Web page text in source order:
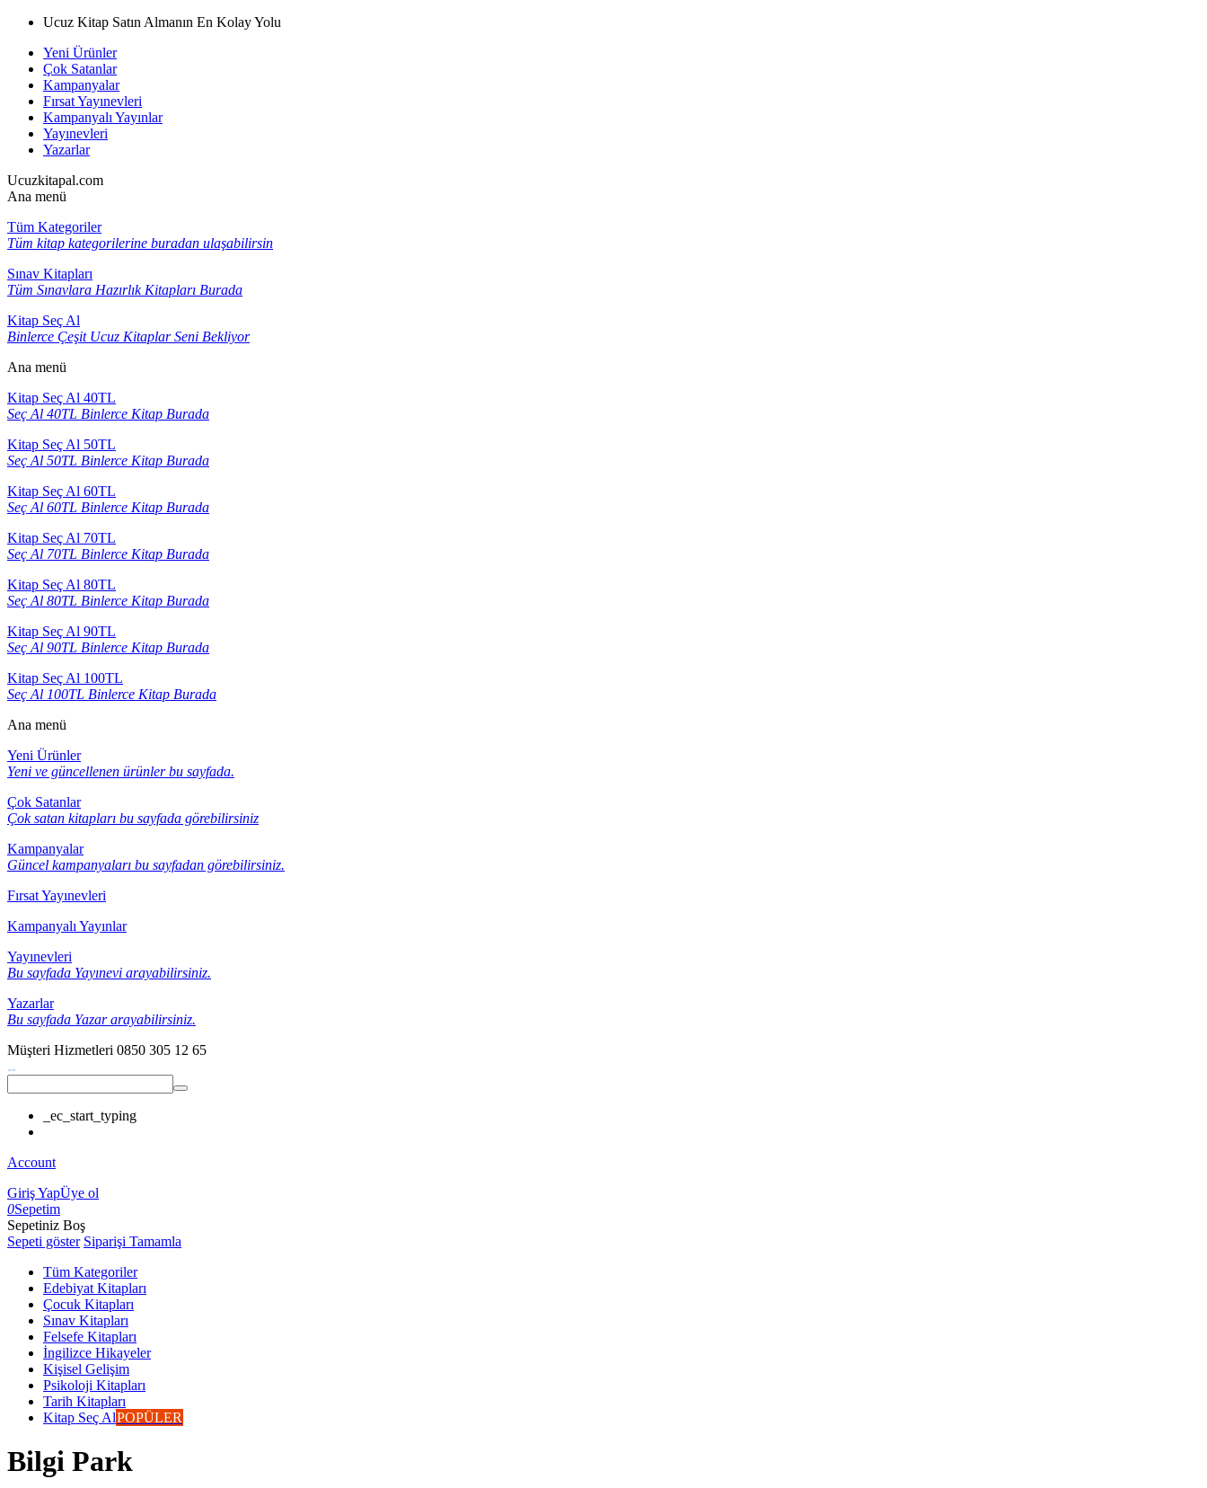
Ucuz Kitap Satın Almanın En Kolay Yolu
Yeni Ürünler
Çok Satanlar
Kampanyalar
Fırsat Yayınevleri
Kampanyalı Yayınlar
Yayınevleri
Yazarlar
Ucuzkitapal.com
Ana menü
Tüm Kategoriler
Tüm kitap kategorilerine buradan ulaşabilirsin
Sınav Kitapları
Tüm Sınavlara Hazırlık Kitapları Burada
Kitap Seç Al
Binlerce Çeşit Ucuz Kitaplar Seni Bekliyor
Ana menü
Kitap Seç Al 40TL
Seç Al 40TL Binlerce Kitap Burada
Kitap Seç Al 50TL
Seç Al 50TL Binlerce Kitap Burada
Kitap Seç Al 60TL
Seç Al 60TL Binlerce Kitap Burada
Kitap Seç Al 70TL
Seç Al 70TL Binlerce Kitap Burada
Kitap Seç Al 80TL
Seç Al 80TL Binlerce Kitap Burada
Kitap Seç Al 90TL
Seç Al 90TL Binlerce Kitap Burada
Kitap Seç Al 100TL
Seç Al 100TL Binlerce Kitap Burada
Ana menü
Yeni Ürünler
Yeni ve güncellenen ürünler bu sayfada.
Çok Satanlar
Çok satan kitapları bu sayfada görebilirsiniz
Kampanyalar
Güncel kampanyaları bu sayfadan görebilirsiniz.
Fırsat Yayınevleri
Kampanyalı Yayınlar
Yayınevleri
Bu sayfada Yayınevi arayabilirsiniz.
Yazarlar
Bu sayfada Yazar arayabilirsiniz.
Müşteri Hizmetleri 0850 305 12 65
_ec_start_typing
Account
Giriş YapÜye ol
0Sepetim
Sepetiniz Boş
Sepeti göster Siparişi Tamamla
Tüm Kategoriler
Edebiyat Kitapları
Çocuk Kitapları
Sınav Kitapları
Felsefe Kitapları
İngilizce Hikayeler
Kişisel Gelişim
Psikoloji Kitapları
Tarih Kitapları
Kitap Seç AlPOPÜLER
Bilgi Park